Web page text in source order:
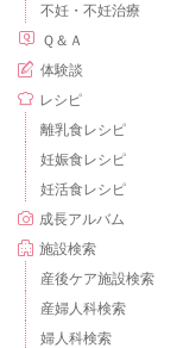
不妊・不妊治療
Ｑ＆Ａ
体験談
レシピ
離乳食レシピ
妊娠食レシピ
妊活食レシピ
成長アルバム
施設検索
産後ケア施設検索
産婦人科検索
婦人科検索